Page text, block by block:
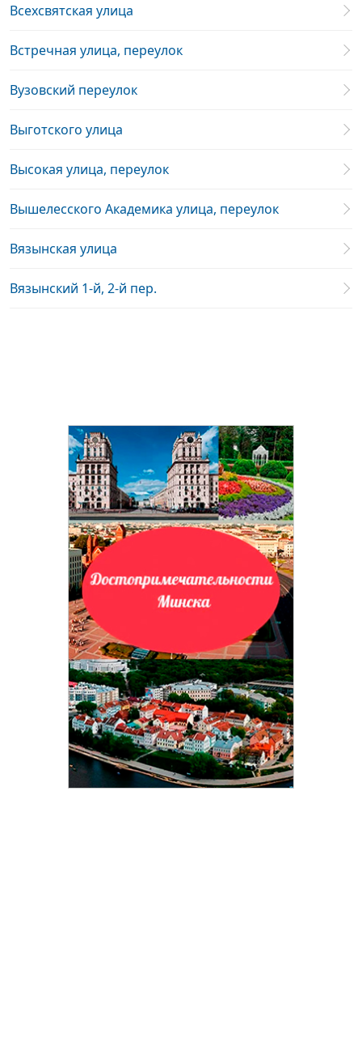
Всехсвятская улица
Встречная улица, переулок
Вузовский переулок
Выготского улица
Высокая улица, переулок
Вышелесского Академика улица, переулок
Вязынская улица
Вязынский 1-й, 2-й пер.